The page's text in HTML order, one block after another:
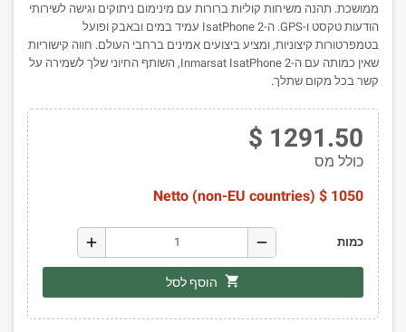
ממושכת. תהנה משיחות קוליות ברורות עם מינימום ניתוקים וגישה לשירותי
הודעות טקסט ו-GPS. ה-IsatPhone 2 עמיד במים ובאבק ופועל
בטמפרטורות קיצוניות, ומציע ביצועים אמינים ברחבי העולם. חווה קישוריות
שאין כמותה עם ה-Inmarsat IsatPhone 2, השותף החיוני שלך לשמירה על
קשר בכל מקום שתלך.
1291.50 $
כולל מס
1050 $ Netto (non-EU countries)
כמות remove
add
shopping_cart הוסף לסל